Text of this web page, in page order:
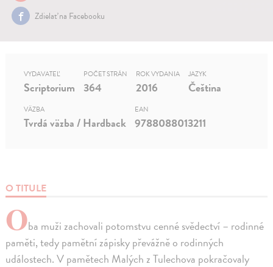
Zdielať na Facebooku
O TITULE
Oba muži zachovali potomstvu cenné svědectví – rodinné
paměti, tedy pamětní zápisky převážně o rodinných
událostech. V pamětech Malých z Tulechova pokračovaly
VYDAVATEĽ
Scriptorium
POČET STRÁN
364
ROK VYDANIA
2016
JAZYK
Čeština
VÄZBA
Tvrdá väzba / Hardback
EAN
9788088013211